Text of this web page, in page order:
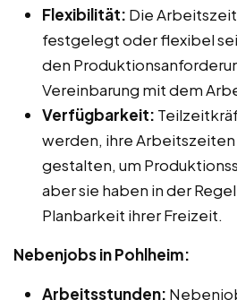
Flexibilität: Die
festgelegt oder flexibel
den
Vereinbarung mit dem
Verfügbarkeit:
werden, ihre
gestalten, um
aber sie haben in der
Planbarkeit ihrer Freizeit.
Nebenjobs in Pohlheim:
Arbeitsstunden: